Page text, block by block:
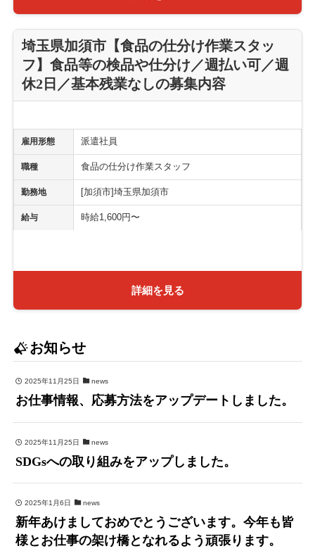
埼玉県加須市【食品の仕分け作業スタッ
フ】食品等の検品や仕分け／週払い可／週
休2日／基本残業なしの募集内容
雇用形態 派遣社員
職種 食品の仕分け作業スタッフ
勤務地 [加須市]埼玉県加須市
給与 時給1,600円〜
詳細を見る
お知らせ
2025年11月25日 news
お仕事情報、応募方法をアップデートしました。
2025年11月25日 news
SDGsへの取り組みをアップしました。
2025年1月6日 news
新年あけましておめでとうございます。今年も皆
様とお仕事の架け橋となれるよう頑張ります。